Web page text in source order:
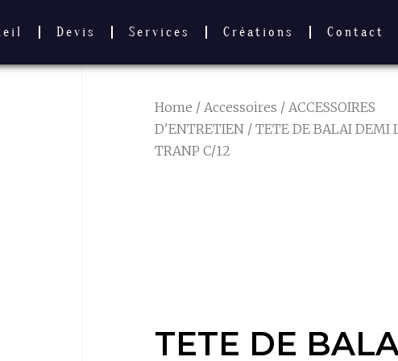
Devis Services Créations Contact
Home / Accessoires / ACCESSOIRES
D'ENTRETIEN / TETE DE BALAI DEMI
TRANP C/12
TETE DE